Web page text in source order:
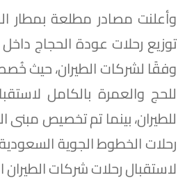
وأعلنت مصادر مطلعة بمطار
توزيع رحلات عودة الحجاج
وفقًا لشركات الطيران، حيث
للحج والعمرة بالكامل
لاستقبال رحلات شركات الطيران